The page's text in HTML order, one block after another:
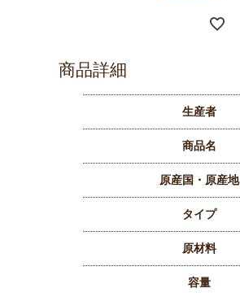
商品詳細
生産者
商品名
原産国・原産地
タイプ
原材料
容量